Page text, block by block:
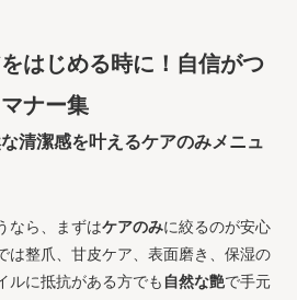
はじめる時に！自信がつ
ナー集
清潔感を叶えるケアのみメニュ
なら、まずはケアのみに絞るのが安心
は整爪、甘皮ケア、表面磨き、保湿の
ルに抵抗がある方でも 自然な艶で手元